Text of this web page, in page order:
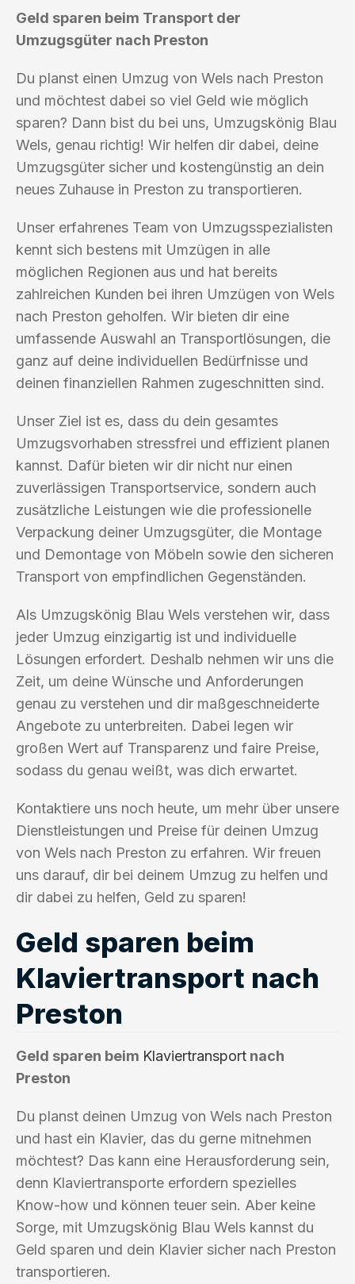
Geld sparen beim Transport der
Umzugsgüter nach Preston
Du planst einen Umzug von Wels nach Preston
und möchtest dabei so viel Geld wie möglich
sparen? Dann bist du bei uns, Umzugskönig Blau
Wels, genau richtig! Wir helfen dir dabei, deine
Umzugsgüter sicher und kostengünstig an dein
neues Zuhause in Preston zu transportieren.
Unser erfahrenes Team von Umzugsspezialisten
kennt sich bestens mit Umzügen in alle
möglichen Regionen aus und hat bereits
zahlreichen Kunden bei ihren Umzügen von Wels
nach Preston geholfen. Wir bieten dir eine
umfassende Auswahl an Transportlösungen, die
ganz auf deine individuellen Bedürfnisse und
deinen finanziellen Rahmen zugeschnitten sind.
Unser Ziel ist es, dass du dein gesamtes
Umzugsvorhaben stressfrei und effizient planen
kannst. Dafür bieten wir dir nicht nur einen
zuverlässigen Transportservice, sondern auch
zusätzliche Leistungen wie die professionelle
Verpackung deiner Umzugsgüter, die Montage
und Demontage von Möbeln sowie den sicheren
Transport von empfindlichen Gegenständen.
Als Umzugskönig Blau Wels verstehen wir, dass
jeder Umzug einzigartig ist und individuelle
Lösungen erfordert. Deshalb nehmen wir uns die
Zeit, um deine Wünsche und Anforderungen
genau zu verstehen und dir maßgeschneiderte
Angebote zu unterbreiten. Dabei legen wir
großen Wert auf Transparenz und faire Preise,
sodass du genau weißt, was dich erwartet.
Kontaktiere uns noch heute, um mehr über unsere
Dienstleistungen und Preise für deinen Umzug
von Wels nach Preston zu erfahren. Wir freuen
uns darauf, dir bei deinem Umzug zu helfen und
dir dabei zu helfen, Geld zu sparen!
Geld sparen beim
Klaviertransport nach
Preston
Geld sparen beim Klaviertransport nach
Preston
Du planst deinen Umzug von Wels nach Preston
und hast ein Klavier, das du gerne mitnehmen
möchtest? Das kann eine Herausforderung sein,
denn Klaviertransporte erfordern spezielles
Know-how und können teuer sein. Aber keine
Sorge, mit Umzugskönig Blau Wels kannst du
Geld sparen und dein Klavier sicher nach Preston
transportieren.